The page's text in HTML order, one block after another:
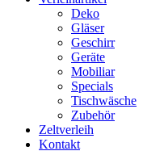
Deko
Gläser
Geschirr
Geräte
Mobiliar
Specials
Tischwäsche
Zubehör
Zeltverleih
Kontakt